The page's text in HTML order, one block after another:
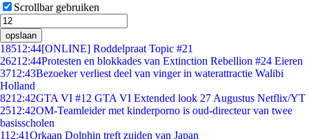
Scrollbar gebruiken
opslaan
18512:44[ONLINE] Roddelpraat Topic #21
26212:44Protesten en blokkades van Extinction Rebellion #24 Eieren
3712:43Bezoeker verliest deel van vinger in waterattractie Walibi
Holland
8212:42GTA VI #12 GTA VI Extended look 27 Augustus Netflix/YT
2512:42OM-Teamleider met kinderporno is oud-directeur van twee
basisscholen
112:41Orkaan Dolphin treft zuiden van Japan